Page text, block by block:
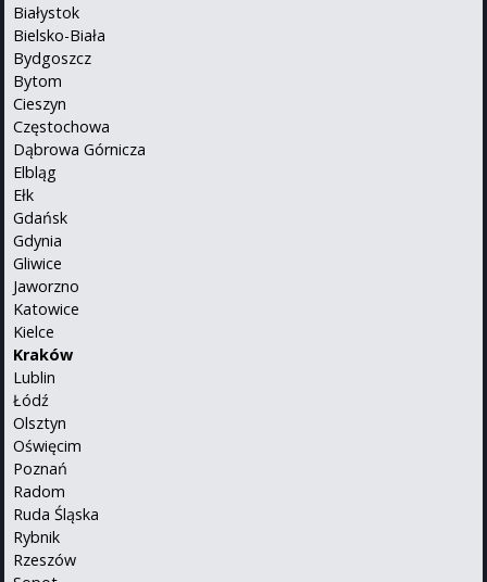
Białystok
Bielsko-Biała
Bydgoszcz
Bytom
Cieszyn
Częstochowa
Dąbrowa Górnicza
Elbląg
Ełk
Gdańsk
Gdynia
Gliwice
Jaworzno
Katowice
Kielce
Kraków
Lublin
Łódź
Olsztyn
Oświęcim
Poznań
Radom
Ruda Śląska
Rybnik
Rzeszów